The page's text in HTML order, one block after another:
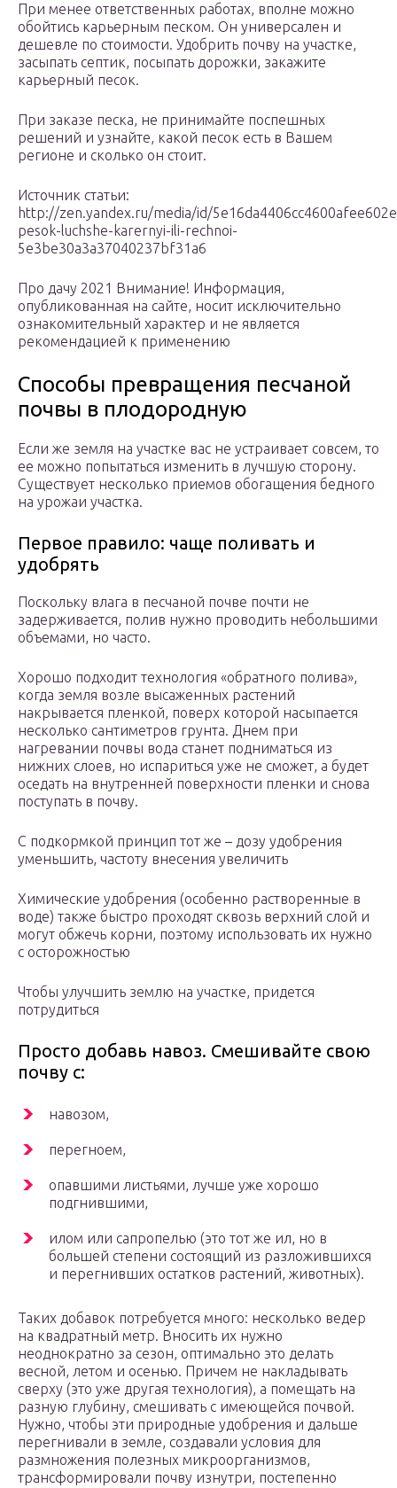
При менее ответственных работах, вполне можно
обойтись карьерным песком. Он универсален и
дешевле по стоимости. Удобрить почву на участке,
засыпать септик, посыпать дорожки, закажите
карьерный песок.
При заказе песка, не принимайте поспешных
решений и узнайте, какой песок есть в Вашем
регионе и сколько он стоит.
Источник статьи:
http://zen.yandex.ru/media/id/
pesok-luchshe-karernyi-ili-rechnoi-
5e3be30a3a37040237bf31a6
Про дачу 2021 Внимание! Информация,
опубликованная на сайте, носит исключительно
ознакомительный характер и не является
рекомендацией к применению
Способы превращения песчаной
почвы в плодородную
Если же земля на участке вас не устраивает совсем, то
ее можно попытаться изменить в лучшую сторону.
Существует несколько приемов обогащения бедного
на урожаи участка.
Первое правило: чаще поливать и
удобрять
Поскольку влага в песчаной почве почти не
задерживается, полив нужно проводить небольшими
объемами, но часто.
Хорошо подходит технология «обратного полива»,
когда земля возле высаженных растений
накрывается пленкой, поверх которой насыпается
несколько сантиметров грунта. Днем при
нагревании почвы вода станет подниматься из
нижних слоев, но испариться уже не сможет, а будет
оседать на внутренней поверхности пленки и снова
поступать в почву.
С подкормкой принцип тот же – дозу удобрения
уменьшить, частоту внесения увеличить
Химические удобрения (особенно растворенные в
воде) также быстро проходят сквозь верхний слой и
могут обжечь корни, поэтому использовать их нужно
с осторожностью
Чтобы улучшить землю на участке, придется
потрудиться
Просто добавь навоз. Смешивайте свою
почву с:
навозом,
перегноем,
опавшими листьями, лучше уже хорошо
подгнившими,
илом или сапропелью (это тот же ил, но в
большей степени состоящий из разложившихся
и перегнивших остатков растений, животных).
Таких добавок потребуется много: несколько ведер
на квадратный метр. Вносить их нужно
неоднократно за сезон, оптимально это делать
весной, летом и осенью. Причем не накладывать
сверху (это уже другая технология), а помещать на
разную глубину, смешивать с имеющейся почвой.
Нужно, чтобы эти природные удобрения и дальше
перегнивали в земле, создавали условия для
размножения полезных микроорганизмов,
трансформировали почву изнутри, постепенно